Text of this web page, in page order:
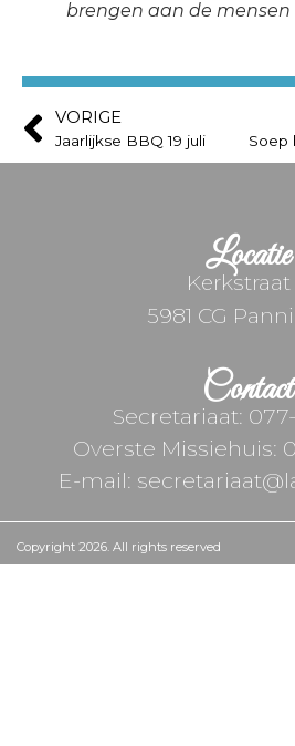
brengen aan de mensen
VORIGE
Jaarlijkse BBQ 19 juli
Locatie
Kerkstraat
5981 CG
Contact
Secretariaat:
Overste Missiehuis:
E-mail:
Copyright 2026. All rights reserved